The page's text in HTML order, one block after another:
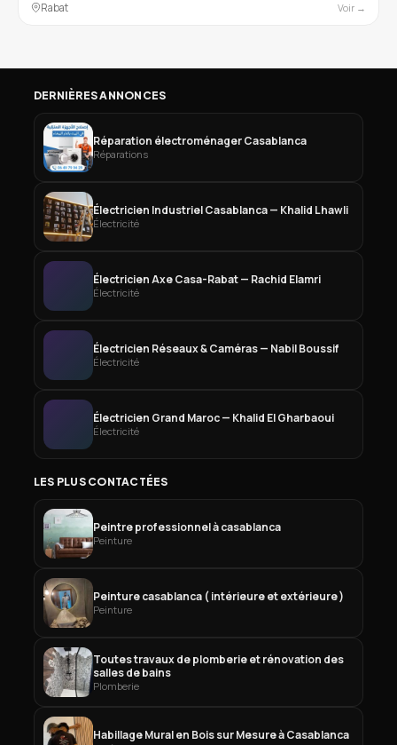
Rabat Voir →
DERNIÈRES ANNONCES
Réparation électroménager Casablanca
Réparations
Électricien Industriel Casablanca — Khalid Lhawli
Électricité
Électricien Axe Casa-Rabat — Rachid Elamri
Électricité
Électricien Réseaux & Caméras — Nabil Boussif
Électricité
Électricien Grand Maroc — Khalid El Gharbaoui
Électricité
LES PLUS CONTACTÉES
Peintre professionnel à casablanca
Peinture
Peinture casablanca ( intérieure et extérieure )
Peinture
Toutes travaux de plomberie et rénovation des
salles de bains
Plomberie
Habillage Mural en Bois sur Mesure à Casablanca